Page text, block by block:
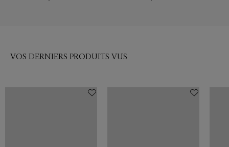
VOS DERNIERS PRODUITS VUS